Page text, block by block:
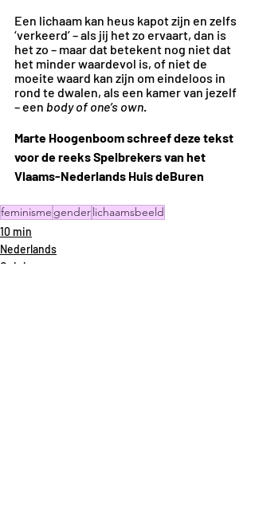
Een lichaam kan heus kapot zijn en zelfs
‘verkeerd’ – als jij het zo ervaart, dan is
het zo – maar dat betekent nog niet dat
het minder waardevol is, of niet de
moeite waard kan zijn om eindeloos in
rond te dwalen, als een kamer van jezelf
– een body of one’s own.
Marte Hoogenboom schreef deze tekst
voor de reeks Spelbrekers van het
Vlaams-Nederlands Huis deBuren
feminisme genderlichaamsbeeld
10 min
Nederlands
Opinie